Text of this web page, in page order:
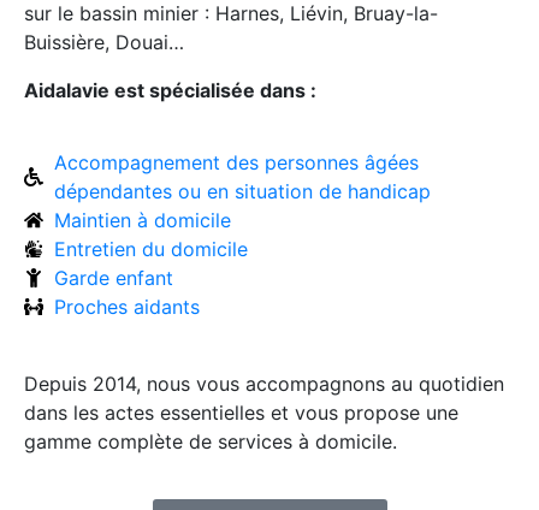
sur le bassin minier : Harnes, Liévin, Bruay-la-
Buissière, Douai…
Aidalavie est spécialisée dans :
Accompagnement des personnes âgées
dépendantes ou en situation de handicap
Maintien à domicile
Entretien du domicile
Garde enfant
Proches aidants
Depuis 2014, nous vous accompagnons au quotidien
dans les actes essentielles et vous propose une
gamme complète de services à domicile.